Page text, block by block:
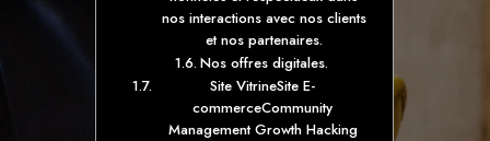
nos interactions avec nos clients
et nos partenaires.
Nos offres digitales.
Site VitrineSite E-
commerceCommunity
Management Growth Hacking